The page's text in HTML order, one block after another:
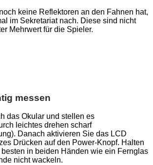
keine Reflektoren an den Fahnen hat,
im Sekretariat nach. Diese sind nicht
Mehrwert für die Spieler.
messen
das Okular und stellen es
leichtes drehen scharf
Danach aktivieren Sie das LCD
Drücken auf den Power-Knopf. Halten
in beiden Händen wie ein Fernglas
nicht wackeln.